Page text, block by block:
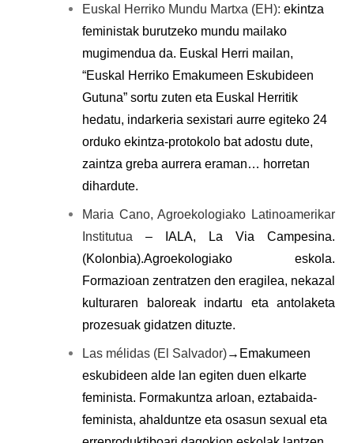
Euskal Herriko Mundu Martxa (EH): ekintza
feministak burutzeko mundu mailako
mugimendua da. Euskal Herri mailan,
“Euskal Herriko Emakumeen Eskubideen
Gutuna” sortu zuten eta Euskal Herritik
hedatu, indarkeria sexistari aurre egiteko 24
orduko ekintza-protokolo bat adostu dute,
zaintza greba aurrera eraman… horretan
dihardute.
Maria Cano, Agroekologiako Latinoamerikar
Institutua – IALA, La Via Campesina.
(Kolonbia).Agroekologiako eskola.
Formazioan zentratzen den eragilea, nekazal
kulturaren baloreak indartu eta antolaketa
prozesuak gidatzen dituzte.
Las mélidas (El Salvador)→Emakumeen
eskubideen alde lan egiten duen elkarte
feminista. Formakuntza arloan, eztabaida-
feminista, ahalduntze eta osasun sexual eta